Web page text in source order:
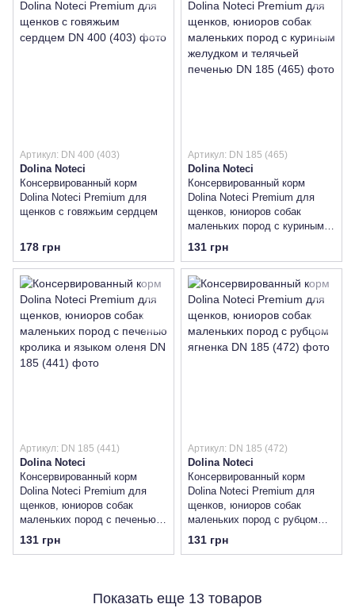
Артикул: DN 400 (403)
Dolina Noteci
Консервированный корм
Dolina Noteci Premium для
щенков с говяжьим сердцем
178 грн
Артикул: DN 185 (465)
Dolina Noteci
Консервированный корм
Dolina Noteci Premium для
щенков, юниоров собак
маленьких пород с куриным
желудком и телячьей
печенью
131 грн
Артикул: DN 185 (441)
Dolina Noteci
Консервированный корм
Dolina Noteci Premium для
щенков, юниоров собак
маленьких пород с печенью
кролика и языком оленя
131 грн
Артикул: DN 185 (472)
Dolina Noteci
Консервированный корм
Dolina Noteci Premium для
щенков, юниоров собак
маленьких пород с рубцом
ягненка
131 грн
Показать еще 13 товаров